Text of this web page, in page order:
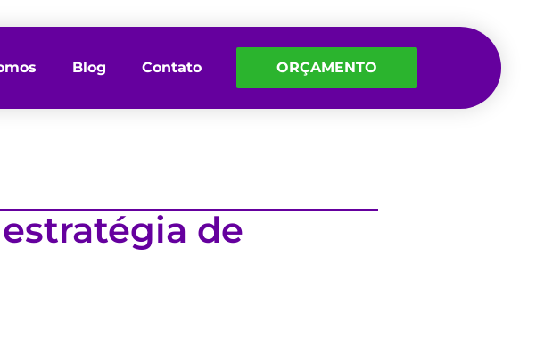
Blog Contato ORÇAMENTO
de